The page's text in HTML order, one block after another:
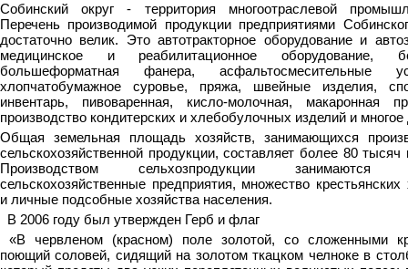
Собинский округ - территория многоотраслевой
Перечень производимой продукции предприятиями
достаточно велик. Это автотракторное оборудование и
медицинское и реабилитационное оборудование,
большеформатная фанера, асфальтосмесительные
хлопчатобумажное суровье, пряжа, швейные изделия,
инвентарь, пивоваренная, кисло-молочная, макаронная
производство кондитерских и хлебобулочных изделий и многое
Общая земельная площадь хозяйств, занимающихся
сельскохозяйственной продукции, составляет более 80 тысяч
Производством сельхозпродукции занимаются
сельскохозяйственные предприятия, множество крестьянских
и личные подсобные хозяйства населения.
В 2006 году был утвержден Герб и флаг
«В червленом (красном) поле золотой, со сложенными
поющий соловей, сидящий на золотом ткацком челноке в